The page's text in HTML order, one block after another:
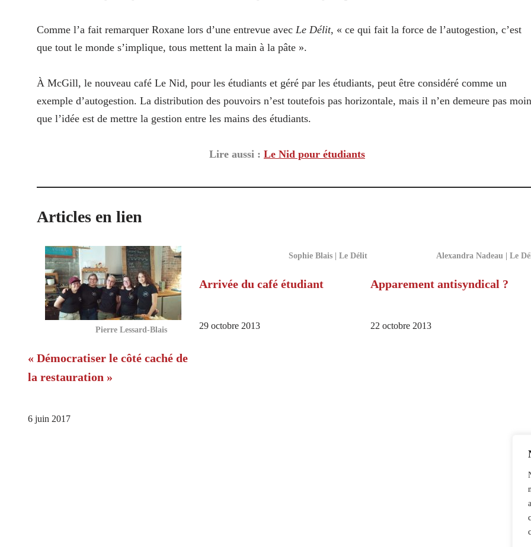
Comme l’a fait remarquer Roxane lors d’une entrevue avec Le Délit, « ce qui fait la force de l’autogestion, c’est
que tout le monde s’implique, tous mettent la main à la pâte ».
À McGill, le nouveau café Le Nid, pour les étudiants et géré par les étudiants, peut être considéré comme un
exemple d’autogestion. La distribution des pouvoirs n’est toutefois pas horizontale, mais il n’en demeure pas
que l’idée est de mettre la gestion entre les mains des étudiants.
Lire aussi : Le Nid pour étudiants
Articles en lien
Pierre Lessard-Blais
« Démocratiser le côté caché de
la restauration »
6 juin 2017
Sophie Blais | Le Délit
Arrivée du café étudiant
29 octobre 2013
Alexandra Nadeau | Le
Apparement antisyndical ?
22 octobre 2013